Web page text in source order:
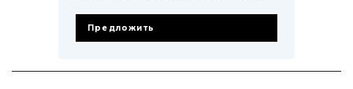
Предложить